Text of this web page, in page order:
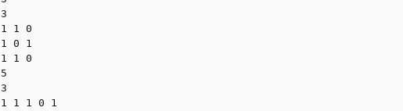
3
1 1 0
1 0 1
1 1 0
5
3
1 1 1 0 1